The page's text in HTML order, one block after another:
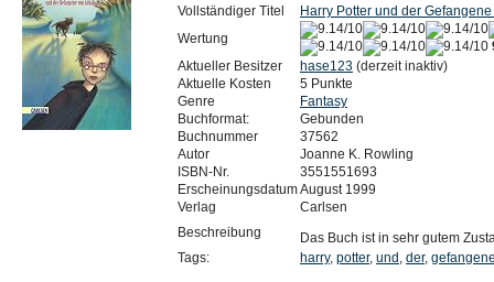
Vollständiger Titel
Harry Potter und der
Wertung
Aktueller Besitzer
hase123 (derzeit inaktiv)
Aktuelle Kosten
5 Punkte
Genre
Fantasy
Buchformat:
Gebunden
Buchnummer
37562
Autor
Joanne K. Rowling
ISBN-Nr.
3551551693
ErscheinungsdatumAugust 1999
Verlag
Carlsen
Beschreibung
Das Buch ist in sehr gutem
Tags:
harry, potter, und , der,